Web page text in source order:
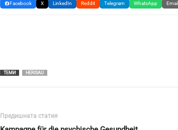
Facebook X LinkedIn Reddit Telegram WhatsApp Email
ТЕМИ HERISAU
Предишната статия